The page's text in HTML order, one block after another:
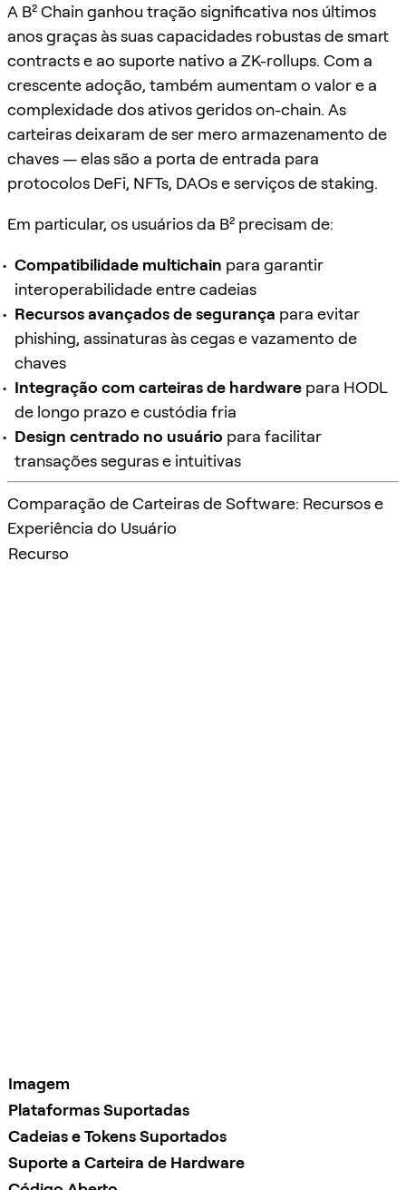
A B² Chain ganhou tração significativa nos últimos
anos graças às suas capacidades robustas de smart
contracts e ao suporte nativo a ZK-rollups. Com a
crescente adoção, também aumentam o valor e a
complexidade dos ativos geridos on-chain. As
carteiras deixaram de ser mero armazenamento de
chaves — elas são a porta de entrada para
protocolos DeFi, NFTs, DAOs e serviços de staking.
Em particular, os usuários da B² precisam de:
Compatibilidade multichain para garantir
interoperabilidade entre cadeias
Recursos avançados de segurança para evitar
phishing, assinaturas às cegas e vazamento de
chaves
Integração com carteiras de hardware para HODL
de longo prazo e custódia fria
Design centrado no usuário para facilitar
transações seguras e intuitivas
Comparação de Carteiras de Software: Recursos e
Experiência do Usuário
Recurso
Imagem
Plataformas Suportadas
Cadeias e Tokens Suportados
Suporte a Carteira de Hardware